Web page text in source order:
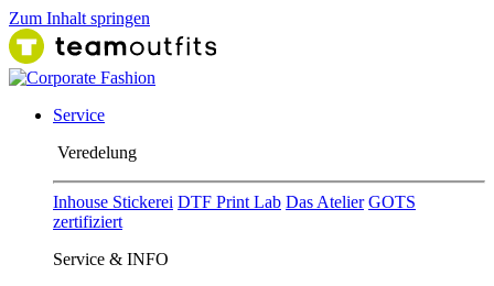
Zum Inhalt springen
Service
Ver​edelung
Inhouse Stickerei DTF Print Lab Das Atelier GOTS
zertifiziert
Service & INFO